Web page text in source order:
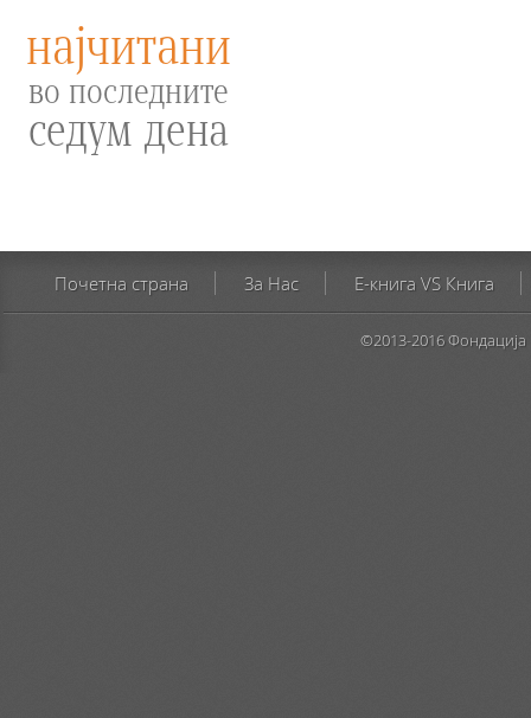
најчитани
во последните
седум дена
Почетна страна За Нас E-книга VS Книга
©2013-2016